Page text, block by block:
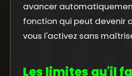
avancer
fonction qui peut devenir
vous l'activez sans
Les limites qu'il